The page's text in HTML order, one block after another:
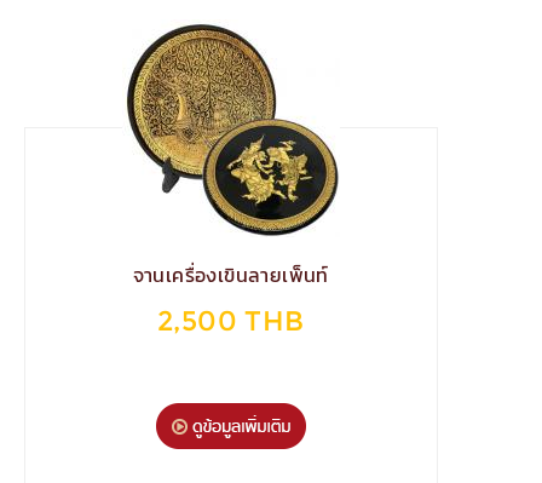
จานเครื่องเขินลายเพ็นท์
2,500 THB